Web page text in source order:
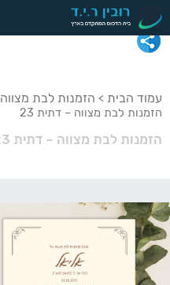
עמוד הבית > הזמנות לבת מצווה
הזמנות לבת מצווה – דתית 23
הזמנות לבת מצווה – דתית 23